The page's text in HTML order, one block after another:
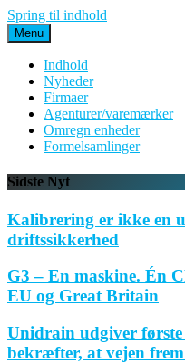
Spring til indhold
Menu
Indhold
Nyheder
Firmaer
Agenturer/varemærker
Omregn enheder
Formelsamlinger
Sidste Nyt
Kalibrering er ikke en
driftssikkerhed
G3 – En maskine. Én
EU og Great Britain
Unidrain udgiver
bekræfter, at vejen